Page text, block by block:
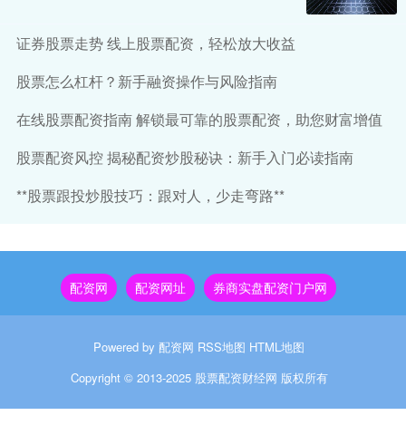
证券股票走势 线上股票配资，轻松放大收益
股票怎么杠杆？新手融资操作与风险指南
在线股票配资指南 解锁最可靠的股票配资，助您财富增值
股票配资风控 揭秘配资炒股秘诀：新手入门必读指南
**股票跟投炒股技巧：跟对人，少走弯路**
配资网 配资网址 券商实盘配资门户网
Powered by 配资网 RSS地图 HTML地图
Copyright © 2013-2025 股票配资财经网 版权所有